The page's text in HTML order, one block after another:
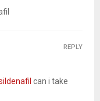
can i take
REPLY